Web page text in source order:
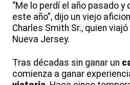
“Me lo perdí el año pasado y
este año”, dijo un viejo
Charles Smith Sr., quien
Nueva Jersey.
Tras décadas sin ganar un
comienza a ganar